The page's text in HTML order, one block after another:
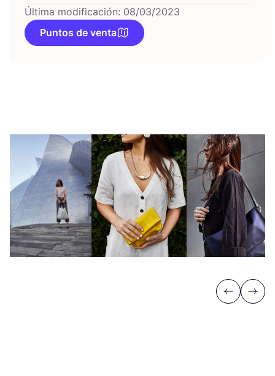
Última modificación: 08/03/2023
Puntos de venta
Previous
Next